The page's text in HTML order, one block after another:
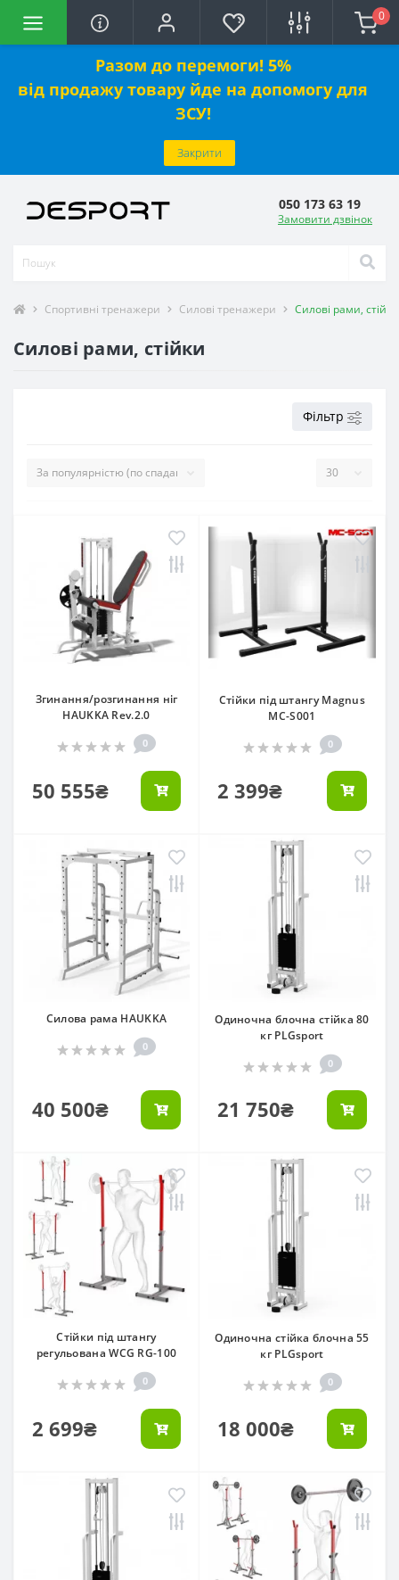
Разом до перемоги! 5%
від продажу товару йде на допомогу для
ЗСУ!
Закрити
0
050 173 63 19
Замовити дзвінок
Спортивні тренажери Силові тренажери Силові рами, стійки
Силові рами, стійки
Фільтр
Згинання/розгинання ніг
HAUKKA Rev.2.0
0
50 555₴
Стійки під штангу Magnus
MC-S001
0
2 399₴
Силова рама HAUKKA
0
40 500₴
Одиночна блочна стійка 80
кг PLGsport
0
21 750₴
Стійки під штангу
регульована WCG RG-100
0
2 699₴
Одиночна стійка блочна 55
кг PLGsport
0
18 000₴